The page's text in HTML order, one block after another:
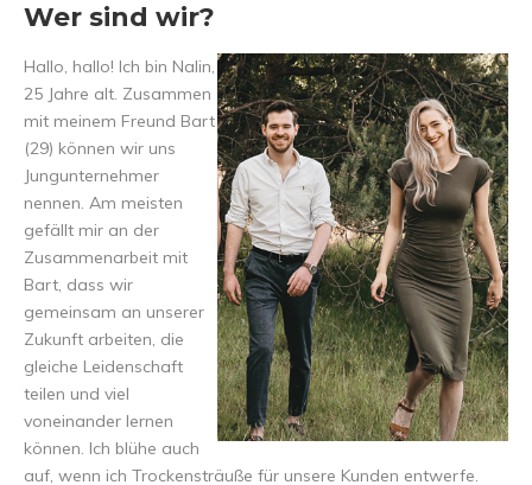
Wer sind wir?
Hallo, hallo! Ich bin Nalin,
25 Jahre alt. Zusammen
mit meinem Freund Bart
(29) können wir uns
Jungunternehmer
nennen. Am meisten
gefällt mir an der
Zusammenarbeit mit
Bart, dass wir
gemeinsam an unserer
Zukunft arbeiten, die
gleiche Leidenschaft
teilen und viel
voneinander lernen
können. Ich blühe auch
auf, wenn ich Trockensträuße für unsere Kunden entwerfe.